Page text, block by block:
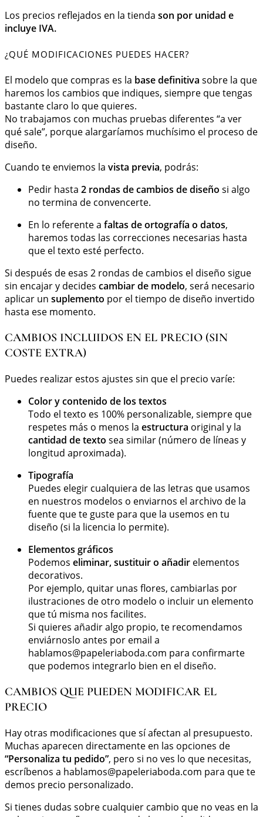
Los precios reflejados en la tienda son por unidad e
incluye IVA.
¿QUÉ MODIFICACIONES PUEDES HACER?
El modelo que compras es la base definitiva sobre la que
haremos los cambios que indiques, siempre que tengas
bastante claro lo que quieres.
No trabajamos con muchas pruebas diferentes “a ver
qué sale”, porque alargaríamos muchísimo el proceso de
diseño.
Cuando te enviemos la vista previa, podrás:
Pedir hasta 2 rondas de cambios de diseño si algo
no termina de convencerte.
En lo referente a faltas de ortografía o datos,
haremos todas las correcciones necesarias hasta
que el texto esté perfecto.
Si después de esas 2 rondas de cambios el diseño sigue
sin encajar y decides cambiar de modelo, será necesario
aplicar un suplemento por el tiempo de diseño invertido
hasta ese momento.
CAMBIOS INCLUIDOS EN EL PRECIO (SIN
COSTE EXTRA)
Puedes realizar estos ajustes sin que el precio varíe:
Color y contenido de los textos
Todo el texto es 100% personalizable, siempre que
respetes más o menos la estructura original y la
cantidad de texto sea similar (número de líneas y
longitud aproximada).
Tipografía
Puedes elegir cualquiera de las letras que usamos
en nuestros modelos o enviarnos el archivo de la
fuente que te guste para que la usemos en tu
diseño (si la licencia lo permite).
Elementos gráficos
Podemos eliminar, sustituir o añadir elementos
decorativos.
Por ejemplo, quitar unas flores, cambiarlas por
ilustraciones de otro modelo o incluir un elemento
que tú misma nos facilites.
Si quieres añadir algo propio, te recomendamos
enviárnoslo antes por email a
hablamos@papeleriaboda.com para confirmarte
que podemos integrarlo bien en el diseño.
CAMBIOS QUE PUEDEN MODIFICAR EL
PRECIO
Hay otras modificaciones que sí afectan al presupuesto.
Muchas aparecen directamente en las opciones de
“Personaliza tu pedido”, pero si no ves lo que necesitas,
escríbenos a hablamos@papeleriaboda.com para que te
demos precio personalizado.
Si tienes dudas sobre cualquier cambio que no veas en la